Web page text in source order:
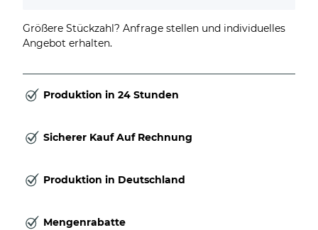
Größere Stückzahl? Anfrage stellen und individuelles
Angebot erhalten.
Produktion in 24 Stunden
Sicherer Kauf Auf Rechnung
Produktion in Deutschland
Mengenrabatte